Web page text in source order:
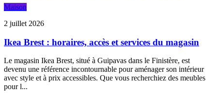
Maison
2 juillet 2026
Ikea Brest : horaires, accès et services du magasin
Le magasin Ikea Brest, situé à Guipavas dans le Finistère, est
devenu une référence incontournable pour aménager son intérieur
avec style et à prix accessibles. Que vous recherchiez des meubles
pour l...